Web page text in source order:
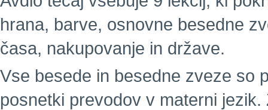
hrana, barve, osnovne besedne
časa, nakupovanje in države.
Vse besede in besedne zveze so
posnetki prevodov v materni